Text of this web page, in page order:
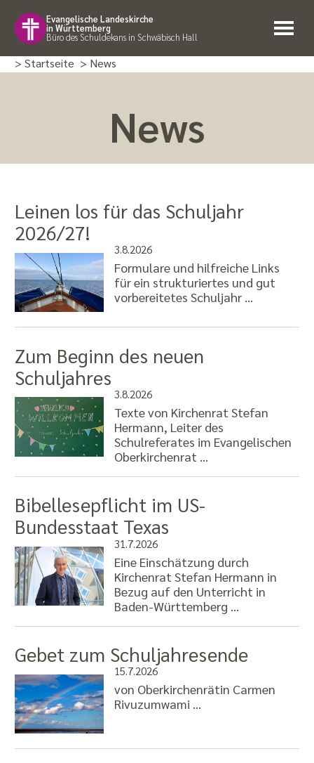
Evangelische Landeskirche
in Württemberg
Büro des Schuldekans in Schwäbisch Hall
> Startseite > News
News
Leinen los für das Schuljahr
2026/27!
3.8.2026
Formulare und hilfreiche Links
für ein strukturiertes und gut
vorbereitetes Schuljahr …
Zum Beginn des neuen
Schuljahres
3.8.2026
Texte von Kirchenrat Stefan
Hermann, Leiter des
Schulreferates im Evangelischen
Oberkirchenrat …
Bibellesepflicht im US-
Bundesstaat Texas
31.7.2026
Eine Einschätzung durch
Kirchenrat Stefan Hermann in
Bezug auf den Unterricht in
Baden-Württemberg …
Gebet zum Schuljahresende
15.7.2026
von Oberkirchenrätin Carmen
Rivuzumwami …